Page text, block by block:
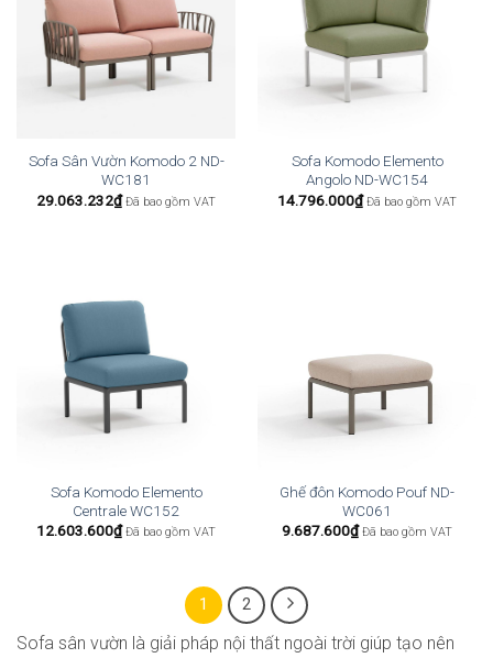
Sofa Sân Vườn Komodo 2 ND-
WC181
29.063.232₫ Đã bao gồm VAT
Sofa Komodo Elemento
Angolo ND-WC154
14.796.000₫ Đã bao gồm VAT
Sofa Komodo Elemento
Centrale WC152
12.603.600₫ Đã bao gồm VAT
Ghế đôn Komodo Pouf ND-
WC061
9.687.600₫ Đã bao gồm VAT
1 2
Sofa sân vườn là giải pháp nội thất ngoài trời giúp tạo nên